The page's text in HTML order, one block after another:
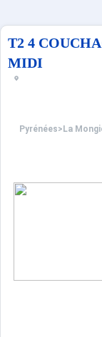
T2 4
MIDI
Pyrénées> La